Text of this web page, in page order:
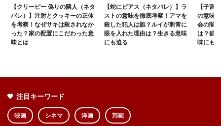
【クリーピー 偽りの隣人（ネタ
バレ）】注射とクッキーの正体
を考察！なぜサキは殺されなか
った？家の配置にこだわった意
味とは
【蛇にピアス（ネタバレ）】ラ
ストの意味を徹底考察！アマを
殺した犯人は誰？ルイが刺青に
眼を入れた理由は？生きる意味
にも迫る
【子宮
の意味
会の闇
は？彼
味にも
注目キーワード
映画 シネマ 洋画 邦画